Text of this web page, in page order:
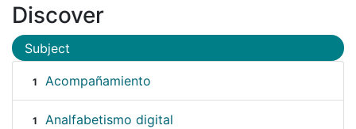
Discover
Subject
1 Acompañamiento
1 Analfabetismo digital